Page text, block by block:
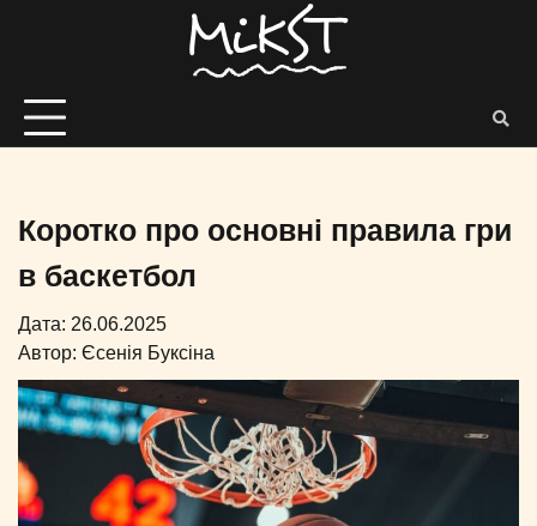
Коротко про основні правила гри
в баскетбол
Дата: 26.06.2025
Автор: Єсенія Буксіна